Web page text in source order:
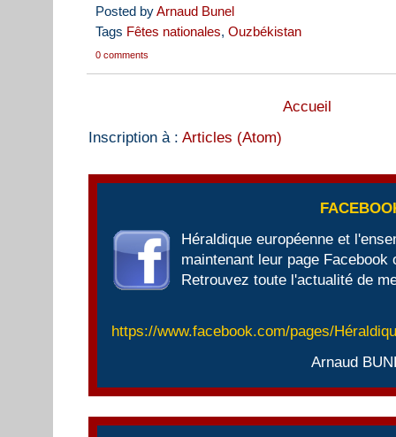
Posted byArnaud Bunel
Tags Fêtes nationales, Ouzbékistan
0 comments
Accueil
Inscription à : Articles (Atom)
Héraldique européenne et
maintenant leur page Facebook
Retrouvez toute l'actualité de
https://www.facebook.com/pages/
Arnaud